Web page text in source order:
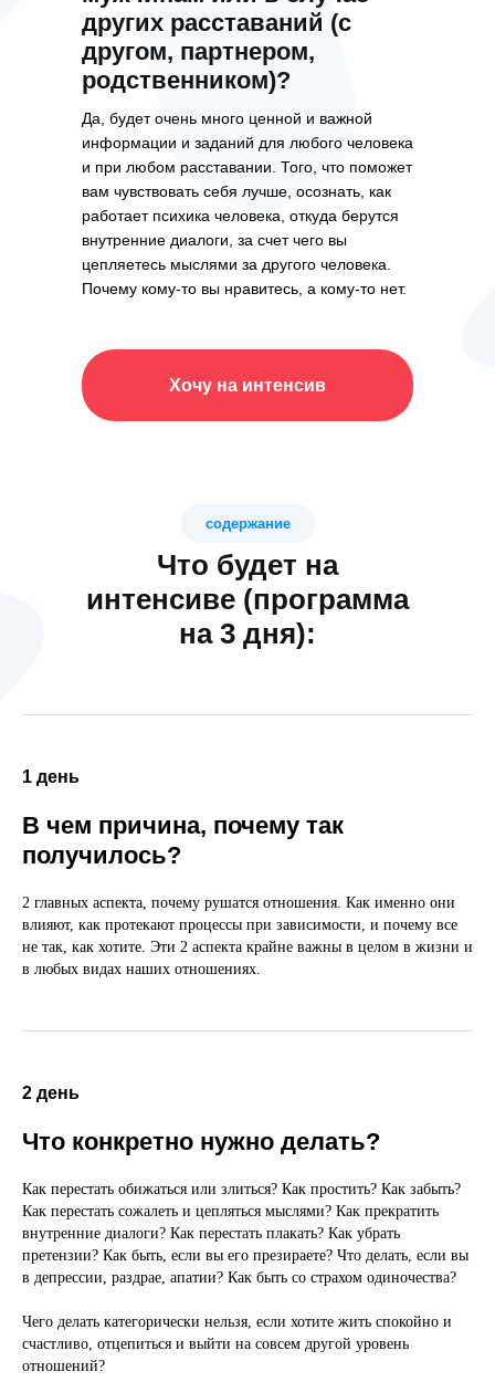
других расставаний (с
другом, партнером,
родственником)?
Да, будет очень много ценной и важной
информации и заданий для любого человека
и при любом расставании. Того, что поможет
вам чувствовать себя лучше, осознать, как
работает психика человека, откуда берутся
внутренние диалоги, за счет чего вы
цепляетесь мыслями за другого человека.
Почему кому-то вы нравитесь, а кому-то нет.
Хочу на интенсив
Что будет на
интенсиве (программа
на 3 дня):
содержание
1 день
В чем причина, почему так
получилось?
2 главных аспекта, почему рушатся отношения. Как именно они
влияют, как протекают процессы при зависимости, и почему все
не так, как хотите. Эти 2 аспекта крайне важны в целом в жизни и
в любых видах наших отношениях.
2 день
Что конкретно нужно делать?
Как перестать обижаться или злиться? Как простить? Как забыть?
Как перестать сожалеть и цепляться мыслями? Как прекратить
внутренние диалоги? Как перестать плакать? Как убрать
претензии? Как быть, если вы его презираете? Что делать, если вы
в депрессии, раздрае, апатии? Как быть со страхом одиночества?
Чего делать категорически нельзя, если хотите жить спокойно и
счастливо, отцепиться и выйти на совсем другой уровень
отношений?